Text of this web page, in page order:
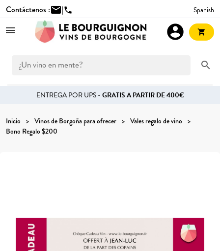
Contáctenos :mail|phone Spanish
search
account_circle shopping_cart
ENTREGA POR UPS -GRATIS A PARTIR DE 400€
Inicio Vinos de Borgoña para ofrecer
Vales regalo de vino
Bono Regalo $200